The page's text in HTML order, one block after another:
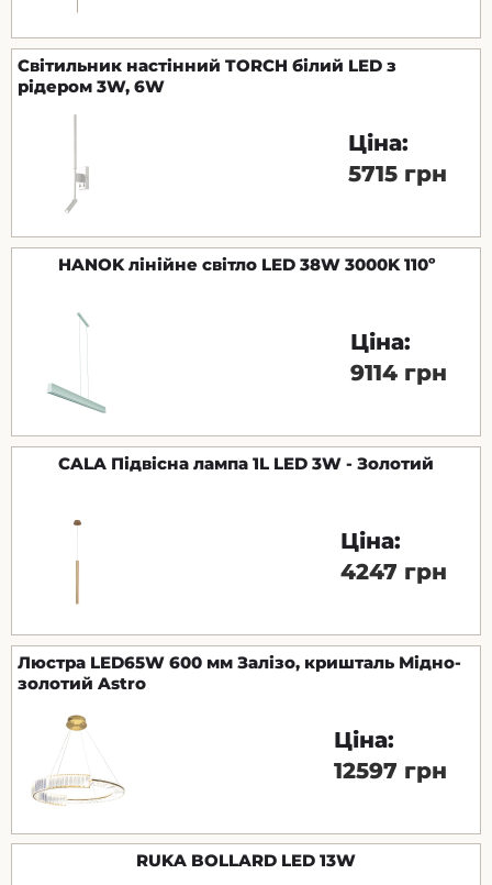
Світильник настінний TORCH білий LED з
рідером 3W, 6W
Ціна:
5715 грн
HANOK лінійне світло LED 38W 3000K 110º
Ціна:
9114 грн
CALA Підвісна лампа 1L LED 3W - Золотий
Ціна:
4247 грн
Люстра LED65W 600 мм Залізо, кришталь Мідно-
золотий Astro
Ціна:
12597 грн
RUKA BOLLARD LED 13W